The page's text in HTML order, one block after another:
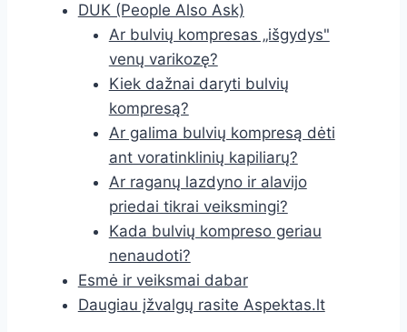
DUK (People Also Ask)
Ar bulvių kompresas „išgydys"
venų varikozę?
Kiek dažnai daryti bulvių
kompresą?
Ar galima bulvių kompresą dėti
ant voratinklinių kapiliarų?
Ar raganų lazdyno ir alavijo
priedai tikrai veiksmingi?
Kada bulvių kompreso geriau
nenaudoti?
Esmė ir veiksmai dabar
Daugiau įžvalgų rasite Aspektas.lt